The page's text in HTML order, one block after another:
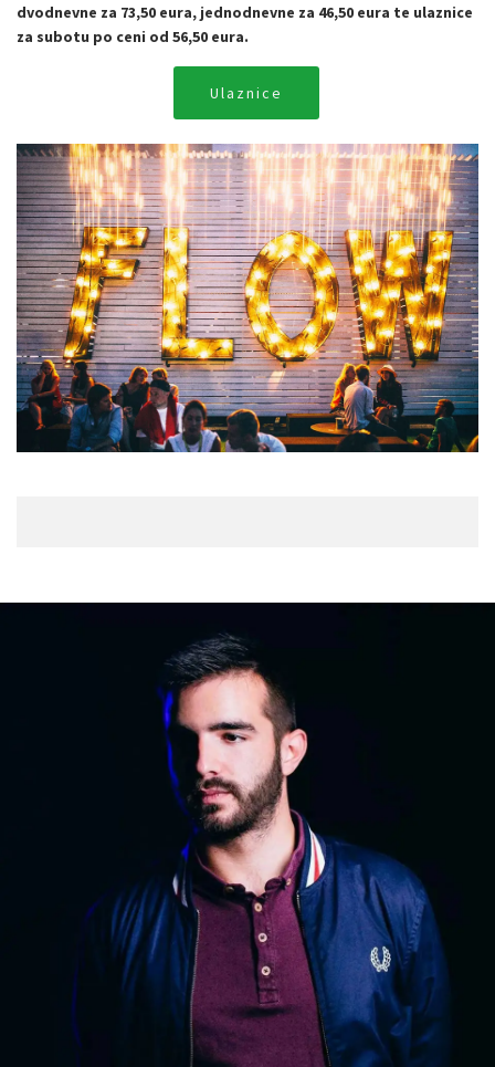
dvodnevne za 73,50 eura, jednodnevne za 46,50 eura te ulaznice
za subotu po ceni od 56,50 eura.
Ulaznice